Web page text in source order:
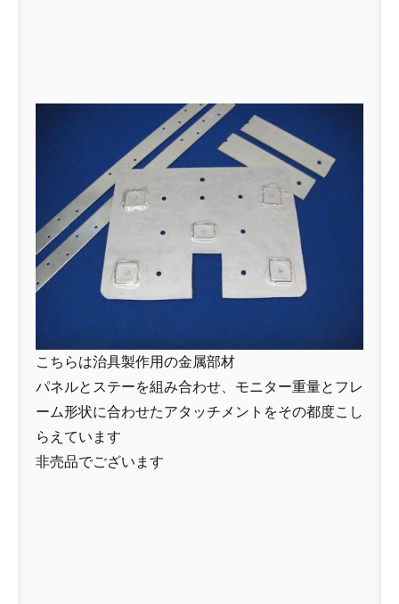
こちらは治具製作用の金属部材
パネルとステーを組み合わせ、モニター重量とフレ
ーム形状に合わせたアタッチメントをその都度こし
らえています
非売品でございます